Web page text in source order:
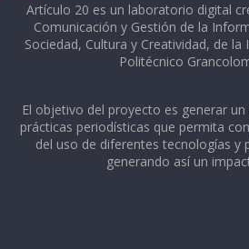
Artículo 20 es un laboratorio digital
Comunicación y Gestión de la
Sociedad, Cultura y Creatividad, de
Politécnico
El objetivo del proyecto es generar
prácticas periodísticas que permita
del uso de diferentes tecnologías y
generando así un